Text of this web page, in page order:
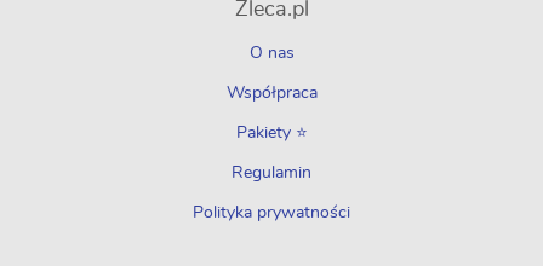
Zleca.pl
O nas
Współpraca
Pakiety ⭐
Regulamin
Polityka prywatności